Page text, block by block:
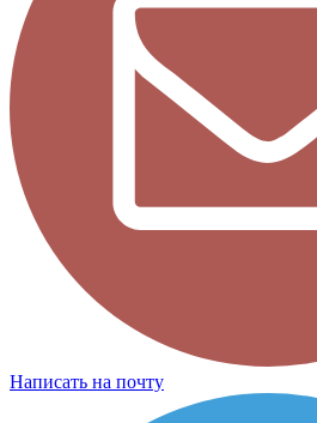
Написать на почту